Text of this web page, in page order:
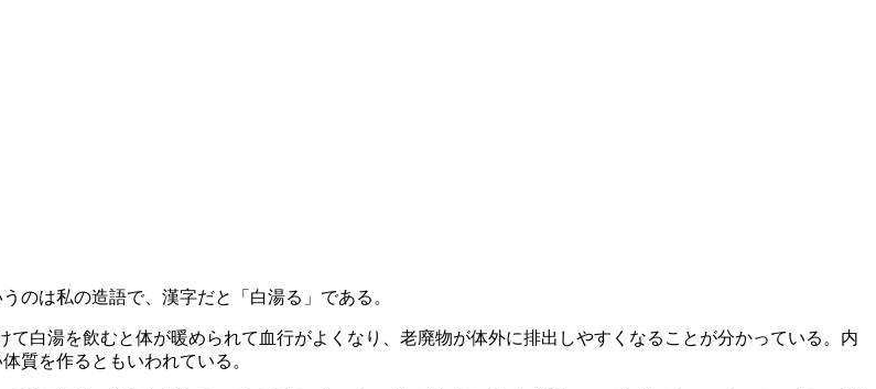
のは私の造語で、漢字だと「白湯る」である。
白湯を飲むと体が暖められて血行がよくなり、老廃物が体外に排出しやすくなることが分かっている。内
質を作るともいわれている。